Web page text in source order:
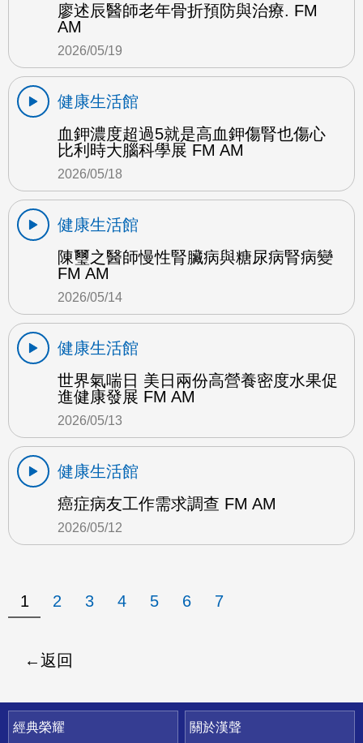
廖述辰醫師老年骨折預防與治療. FM
AM
2026/05/19
健康生活館
血鉀濃度超過5就是高血鉀傷腎也傷心
比利時大腦科學展 FM AM
2026/05/18
健康生活館
陳璽之醫師慢性腎臟病與糖尿病腎病變
FM AM
2026/05/14
健康生活館
世界氣喘日 美日兩份高營養密度水果促
進健康發展 FM AM
2026/05/13
健康生活館
癌症病友工作需求調查 FM AM
2026/05/12
1 2 3 4 5 6 7
返回
快速連結
經典榮耀
關於漢聲